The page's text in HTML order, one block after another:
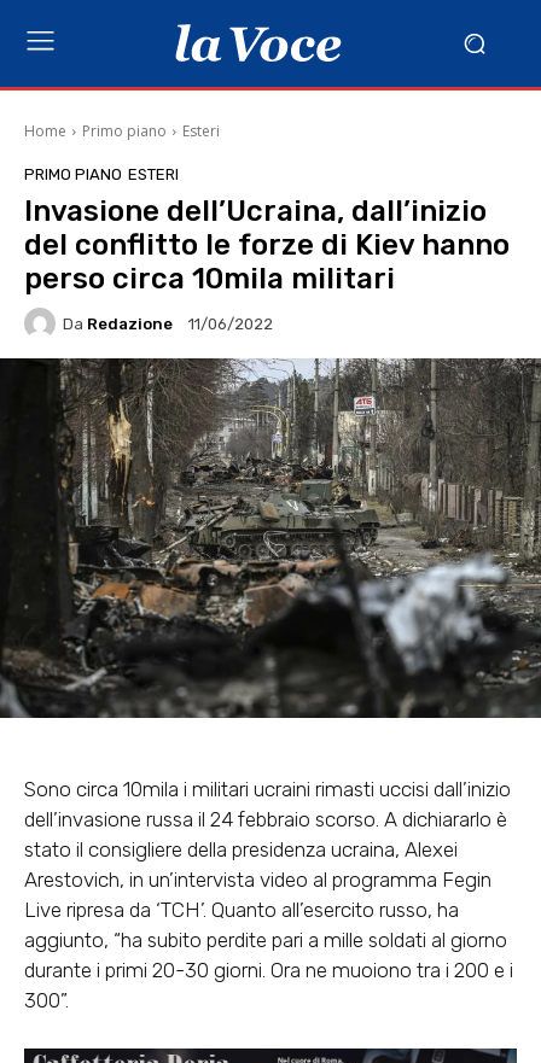
Home Primo piano Esteri
PRIMO PIANO ESTERI
Invasione dell’Ucraina, dall’inizio
del conflitto le forze di Kiev hanno
perso circa 10mila militari
Da Redazione 11/06/2022
Sono circa 10mila i militari ucraini rimasti uccisi dall’inizio
dell’invasione russa il 24 febbraio scorso. A dichiararlo è
stato il consigliere della presidenza ucraina, Alexei
Arestovich, in un’intervista video al programma Fegin
Live ripresa da ‘TCH’. Quanto all’esercito russo, ha
aggiunto, “ha subito perdite pari a mille soldati al giorno
durante i primi 20-30 giorni. Ora ne muoiono tra i 200 e i
300”.